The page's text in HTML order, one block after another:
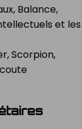
Balance,
et les
Scorpion,